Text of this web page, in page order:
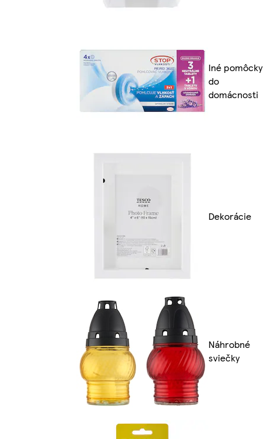
Iné pomôcky
do
domácnosti
Dekorácie
Náhrobné
sviečky